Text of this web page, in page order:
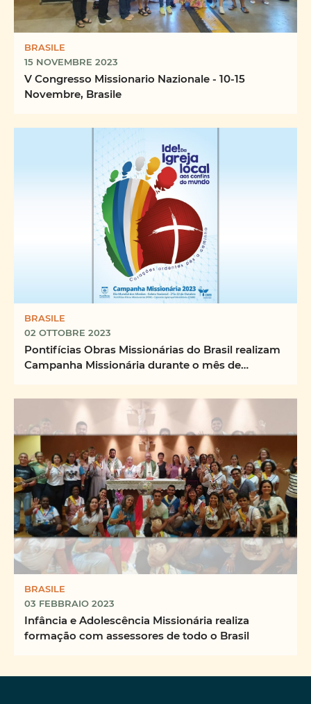
BRASILE
15 NOVEMBRE 2023
V Congresso Missionario Nazionale - 10-15
Novembre, Brasile
BRASILE
02 OTTOBRE 2023
Pontifícias Obras Missionárias do Brasil realizam
Campanha Missionária durante o mês de
BRASILE
03 FEBBRAIO 2023
Infância e Adolescência Missionária realiza
formação com assessores de todo o Brasil